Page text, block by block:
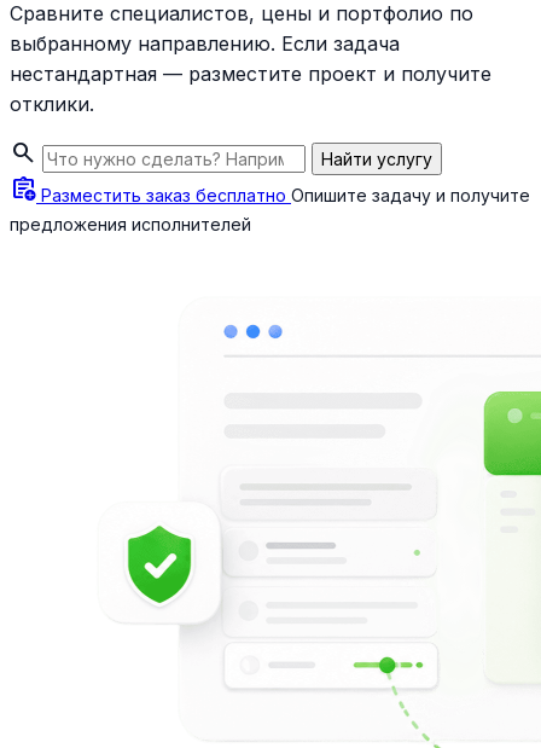
Сравните специалистов, цены и портфолио по
выбранному направлению. Если задача
нестандартная — разместите проект и получите
отклики.
search Найти услугу
assignment_add Разместить заказ бесплатно Опишите задачу и получите
предложения исполнителей